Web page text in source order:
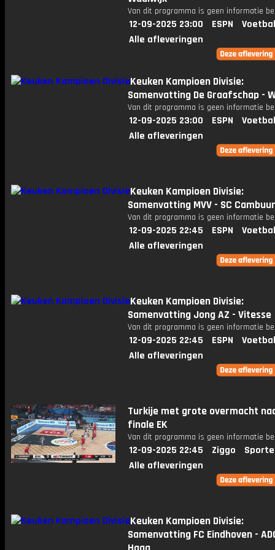
Van dit programma is geen informatie
12-09-2025 23:00 ESPN
Alle afleveringen
Keuken Kampioen Divisie:
Samenvatting De Graafschap -
Van dit programma is geen informatie
12-09-2025 23:00 ESPN
Alle afleveringen
Keuken Kampioen Divisie:
Samenvatting MVV - SC Cambuur
Van dit programma is geen informatie
12-09-2025 22:45 ESPN
Alle afleveringen
Keuken Kampioen Divisie:
Samenvatting Jong AZ - Vitesse
Van dit programma is geen informatie
12-09-2025 22:45 ESPN
Alle afleveringen
Turkije met grote overmacht
finale EK
Van dit programma is geen informatie
12-09-2025 22:45 Ziggo
Alle afleveringen
Keuken Kampioen Divisie:
Samenvatting FC Eindhoven -